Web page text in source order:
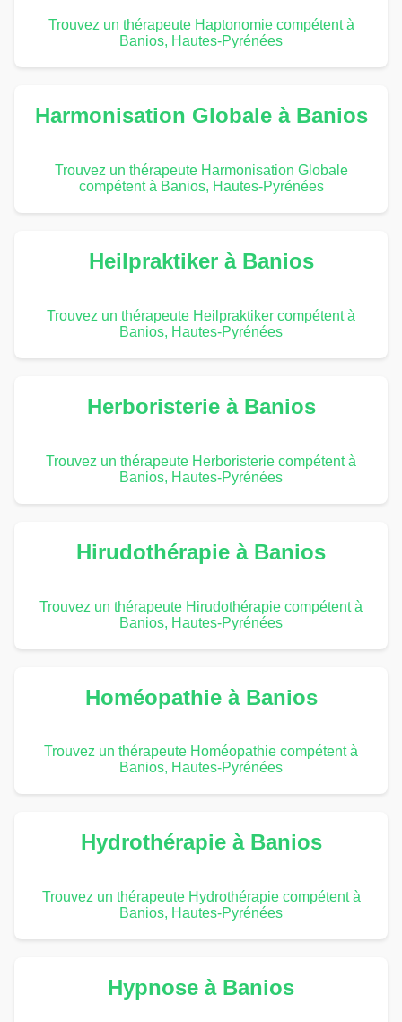
Trouvez un thérapeute Haptonomie compétent à
Banios, Hautes-Pyrénées
Harmonisation Globale à Banios
Trouvez un thérapeute Harmonisation Globale
compétent à Banios, Hautes-Pyrénées
Heilpraktiker à Banios
Trouvez un thérapeute Heilpraktiker compétent à
Banios, Hautes-Pyrénées
Herboristerie à Banios
Trouvez un thérapeute Herboristerie compétent à
Banios, Hautes-Pyrénées
Hirudothérapie à Banios
Trouvez un thérapeute Hirudothérapie compétent à
Banios, Hautes-Pyrénées
Homéopathie à Banios
Trouvez un thérapeute Homéopathie compétent à
Banios, Hautes-Pyrénées
Hydrothérapie à Banios
Trouvez un thérapeute Hydrothérapie compétent à
Banios, Hautes-Pyrénées
Hypnose à Banios